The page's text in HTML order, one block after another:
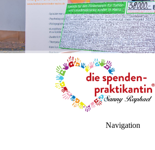
Navigation